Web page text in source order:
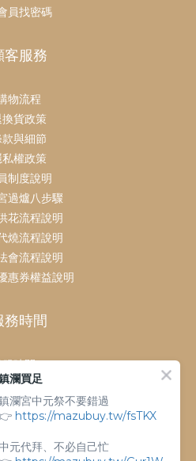
員找密碼
客服務
物流程
貨政策
與細節
權政策
制度說明
過爐八步驟
花流程說明
燒流程說明
會流程說明
惠券權益說明
務時間
服時間：
午9點～下午6點
服電話：
26763688
市地址：
瀾買足
瀾宮中元祭不要錯過
👉 https://mazubuy.tw/fsTKX
元代拜、不必自己忙